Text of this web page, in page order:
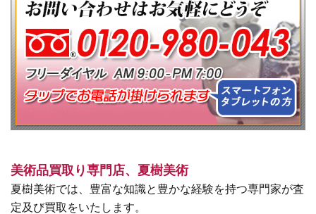
美術品買取り専門店、夏樹美術
夏樹美術では、豊富な知識と豊かな経験を持つ専門家が査
定及び買取をいたします。